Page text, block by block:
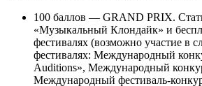
100 баллов — GRAND PRIX.
«Музыкальный Клондайк» и
фестивалях (возможно участие в
фестивалях: Международный
Auditions», Международный
Международный фестиваль-